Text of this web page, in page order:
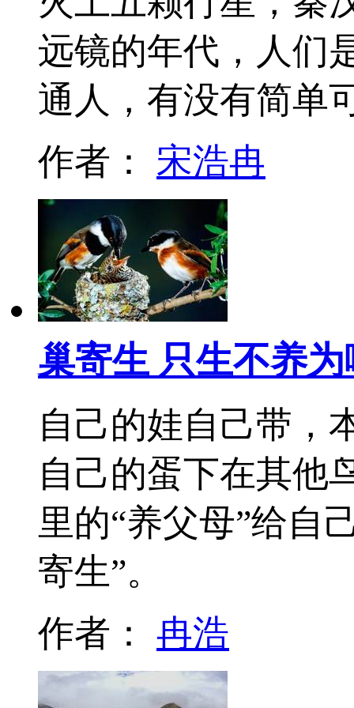
远镜的年代，人们
通人，有没有简
作者： 宋浩冉
巢寄生 只生不养
自己的娃自己带，
自己的蛋下在其他
里的“养父母”给
寄生”。
作者： 冉浩